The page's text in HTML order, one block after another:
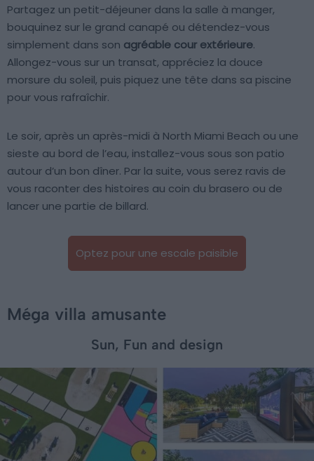
Partagez un petit-déjeuner dans la salle à manger,
bouquinez sur le grand canapé ou détendez-vous
simplement dans son agréable cour extérieure.
Allongez-vous sur un transat, appréciez la douce
morsure du soleil, puis piquez une tête dans sa piscine
pour vous rafraîchir.
Le soir, après un après-midi à North Miami Beach ou une
sieste au bord de l’eau, installez-vous sous son patio
autour d’un bon dîner. Par la suite, vous serez ravis de
vous raconter des histoires au coin du brasero ou de
lancer une partie de billard.
Optez pour une escale paisible
Méga villa amusante
Sun, Fun and design